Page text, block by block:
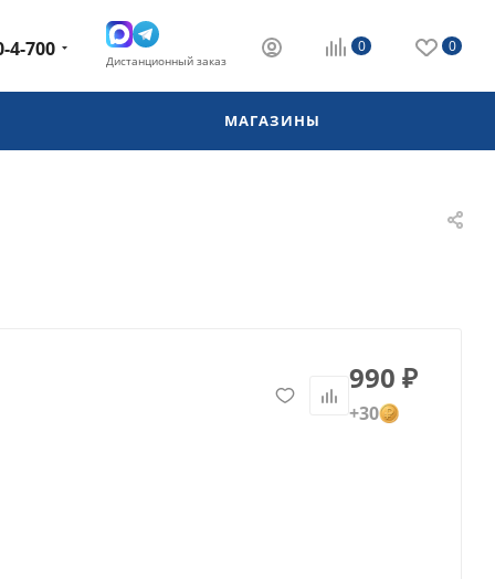
4-700 Дистанционный заказ
0 0
МАГАЗИНЫ
990 ₽
+30